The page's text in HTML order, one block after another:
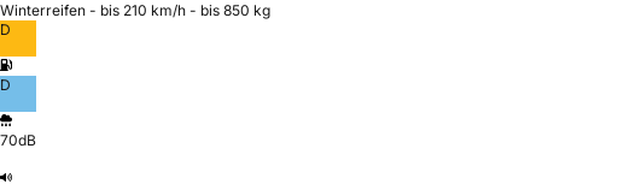
Winterreifen - bis 210 km/h - bis 850 kg
D
D
70dB